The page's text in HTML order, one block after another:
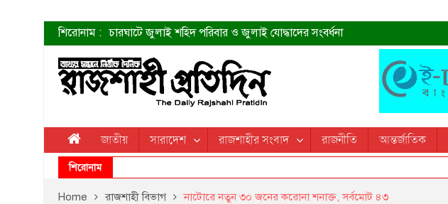
শিরোনাম : চারঘাটে জুলাই শহিদ পরিবার ও জুলাই যোদ্ধাদের সংবর্ধনা
শহীদদের প্রত্যাশা এখনো পূরণ হয়নি: ডা. শফিকুর রহমান
ত্বক ভালো রাখতে যে ৫ কাজ করবেন
জুলাই স্মৃতি জাদুঘরের দুয়ার খুলেছে উদ্বোধন করলেন প্রধানমন্ত্রী
শাহরুখের নতুন সিনেমার লুক
কোয়ার্টার ফাইনালে নেইমারের দুর্দান্ত অ্যাসিস্টে সান্তোস
ডেনিস লিয়ামিন রাশিয়ার ড্রোন বাহিনীর প্রধান হলেন
জুলাই শহিদদের আত্মত্যাগ জাতি চিরকাল শ্রদ্ধার সাথে স্মরণ করবে: ভূমিমন্ত্রী
জাতীয় সারাদেশ রাজশাহীর সংবাদ রাজনীতি আন্তর্জাতিক
শিরোনাম
Home রাজশাহী বিভাগ নাটোরে নতুন ৩০ জনের করোনা শনাক্ত, সর্বমোট ৪৩